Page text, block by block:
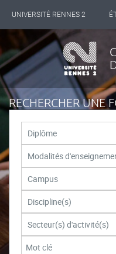
UNIVERSITÉ RENNES 2
INTERNATIONAL
LES NOUVELLES DE RENNES 2
RECHERCHER UNE
Diplôme
Modalités
Campus
Discipline(s)
Secteur(s) d'activité(s)